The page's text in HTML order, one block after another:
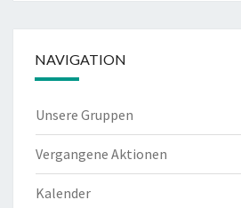
NAVIGATION
Unsere Gruppen
Vergangene Aktionen
Kalender